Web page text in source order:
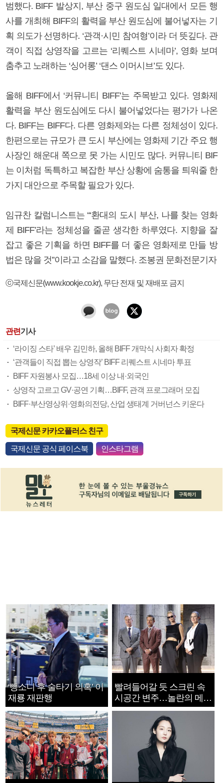
범했다. BIFF 발상지, 부산 중구 원도심 일대에서 모든 행
사를 개최해 BIFF의 활력을 부산 원도심에 불어넣자는 기
획 의도가 선명하다. ‘관객·시민 참여형’이라 더 뜻깊다. 관
객이 직접 상영작을 고르는 ‘리퀘스트 시네마’, 영화 보며
춤추고 노래하는 ‘싱어롱’ ‘댄스 이머시브’도 있다.
올해 BIFF에서 ‘커뮤니티 BIFF’는 주목받고 있다. 영화제
활력을 부산 원도심에도 다시 불어넣었다는 평가가 나온
다. BIFF는 BIFF다. 다른 영화제와는 다른 정체성이 있다.
한편으로는 규모가 큰 도시 부산에는 영화제 기간 주요 행
사장인 해운대 쪽으로 못 가는 시민도 많다. 커뮤니티 BIF
는 이처럼 독특하고 복잡한 부산 상황에 숨통을 틔워줄 한
가지 대안으로 주목할 필요가 있다.
임규찬 칼럼니스트는 “‘환대의 도시 부산, 나를 찾는 영화
제 BIFF’라는 정체성을 줄곧 생각한 하루였다. 지향을 잘
잡고 좋은 기획을 하면 BIFF를 더 좋은 영화제로 만들 방
법은 많을 것”이라고 소감을 말했다. 조봉권 문화전문기자
ⓒ국제신문(www.kookje.co.kr), 무단 전재 및 재배포 금지
관련기사
‘라이징 스타’ 배우 김민하, 올해 BIFF 개막식 사회자 확정
‘관객들이 직접 뽑는 상영작’ BIFF 리퀘스트 시네마 투표
BIFF 자원봉사 모집…18세 이상 내·외국인
상영작 고르고 GV·공연 기획…BIFF, 관객 프로그래머 모집
BIFF·부산영상위·영화의전당, 산업 생태계 거버넌스 키운다
국제신문 카카오플러스 친구
국제신문 공식 페이스북 인스타그램
‘뺑소니 후 술타기 의혹’ 이
재룡 재판행
빨려들어갈 듯 스크린 속
시공간 변주…놀란의 메시
지는 ‘전쟁 속죄’